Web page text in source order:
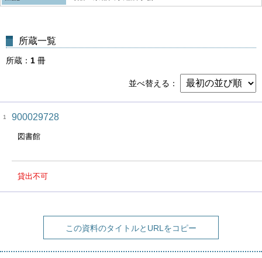
所蔵一覧
所蔵 1 冊
並べ替える
1 900029728
図書館
貸出不可
この資料のタイトルとURLをコピー